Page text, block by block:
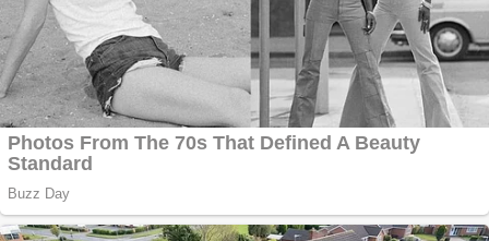
Răcitor de apă
CW5000 pentru
freze cu laser fără